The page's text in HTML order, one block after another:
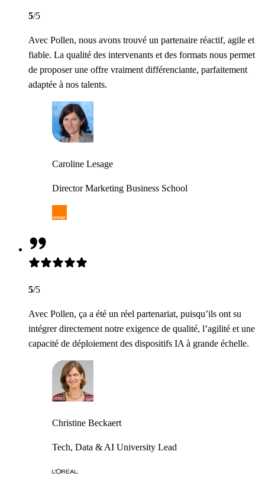
5/5
Avec Pollen, nous avons trouvé un partenaire réactif, agile et
fiable. La qualité des intervenants et des formats nous permet
de proposer une offre vraiment différenciante, parfaitement
adaptée à nos talents.
Caroline Lesage
Director Marketing Business School
5/5
Avec Pollen, ça a été un réel partenariat, puisqu’ils ont su
intégrer directement notre exigence de qualité, l’agilité et une
capacité de déploiement des dispositifs IA à grande échelle.
Christine Beckaert
Tech, Data & AI University Lead